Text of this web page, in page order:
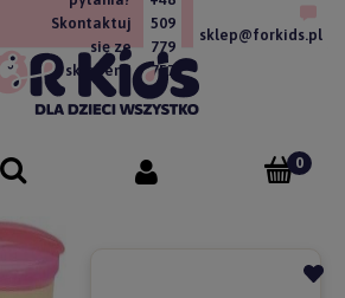
Skontaktuj
się ze
sklepem!
509
779
757
sklep@forkids.pl